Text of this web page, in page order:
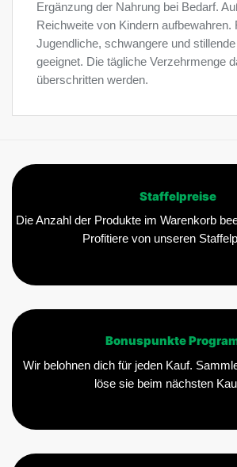
Ergänzung der Nahrung bei Bedarf.
Reichweite von Kindern aufbewahren.
Jugendliche, schwangere und
geeignet. Die tägliche Verzehrmenge
überschritten werden.
Staffelpreise
Die Anzahl der Produkte im Warenkorb
Profitiere von unseren
Bonuspunkte
Wir belohnen dich für jeden Kauf.
löse sie beim nächsten